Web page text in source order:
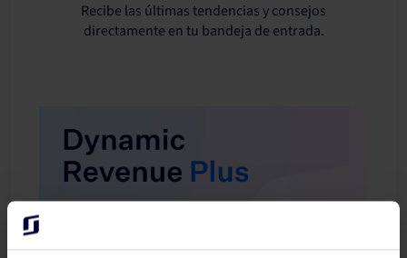
Recibe las últimas tendencias y consejos
directamente en tu bandeja de entrada.